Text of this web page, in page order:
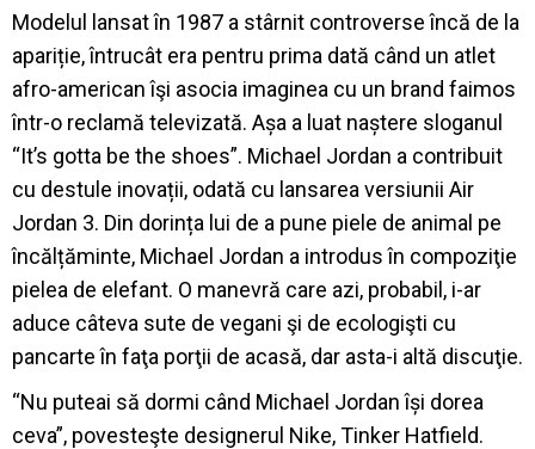
Modelul lansat în 1987 a stârnit controverse încă de la
apariție, întrucât era pentru prima dată când un atlet
afro-american îşi asocia imaginea cu un brand faimos
într-o reclamă televizată. Așa a luat naștere sloganul
“It’s gotta be the shoes”. Michael Jordan a contribuit
cu destule inovații, odată cu lansarea versiunii Air
Jordan 3. Din dorința lui de a pune piele de animal pe
încălțăminte, Michael Jordan a introdus în compoziţie
pielea de elefant. O manevră care azi, probabil, i-ar
aduce câteva sute de vegani şi de ecologişti cu
pancarte în faţa porţii de acasă, dar asta-i altă discuţie.
“Nu puteai să dormi când Michael Jordan își dorea
ceva”, povesteşte designerul Nike, Tinker Hatfield.